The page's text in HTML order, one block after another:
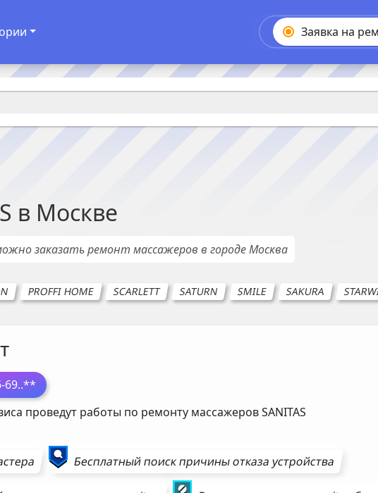
Заявка на
в Москве
заказать ремонт массажеров в городеМосква
PROFFI HOME SCARLETT SATURN SMILE SAKURA
69..**
проведут работы по ремонту массажеровSANITAS
Бесплатный поиск причины отказа устройства